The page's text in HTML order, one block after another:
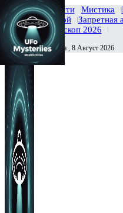
Главная Новости Мистика
Тайны вселенной
Запретная
История
Гороскоп 2026
Сегодня Суббота , 8 Август 2026